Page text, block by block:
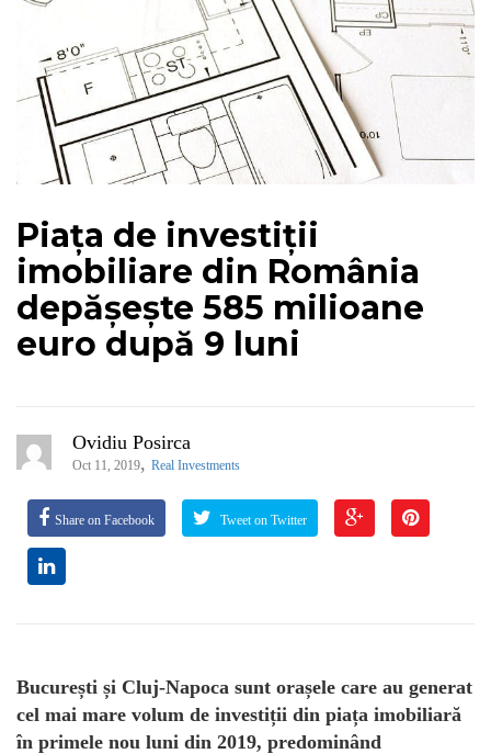
Piața de investiții
imobiliare din România
depășește 585 milioane
euro după 9 luni
Ovidiu Posirca
Oct 11, 2019, Real Investments
Share on Facebook Tweet on Twitter
București și Cluj-Napoca sunt orașele care au generat
cel mai mare volum de investiții din piața imobiliară
în primele nou luni din 2019, predominând